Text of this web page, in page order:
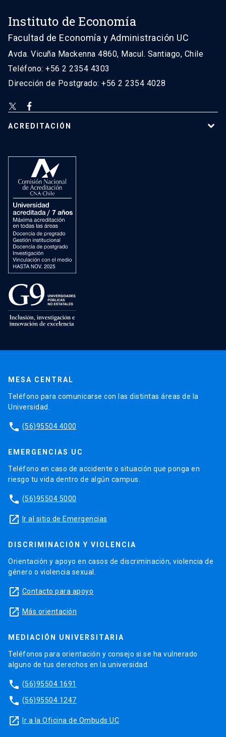
Instituto de Economía
Facultad de Economía y Administración UC
Avda. Vicuña Mackenna 4860, Macul. Santiago, Chile
Teléfono: +56 2 2354 4303
Dirección de Postgrado: +56 2 2354 4028
ACREDITACIÓN
MESA CENTRAL
Teléfono para comunicarse con las distintas áreas de la
Universidad.
phone (56)95504 4000
EMERGENCIAS UC
Teléfono en caso de accidente o situación que ponga en
riesgo tu vida dentro de algún campus.
phone (56)95504 5000
launch Ir al sitio de Emergencias
DISCRIMINACIÓN Y VIOLENCIA
Orientación y apoyo en casos de discriminación, violencia de
género o violencia sexual.
launch Contacto para apoyo
launch Más orientación
MEDIACIÓN UNIVERSITARIA
Teléfonos para orientación y consejo si se ha vulnerado
alguno de tus derechos en la universidad.
phone (56)95504 1691
phone (56)95504 1247
launch Ir a la Oficina de Ombuds UC